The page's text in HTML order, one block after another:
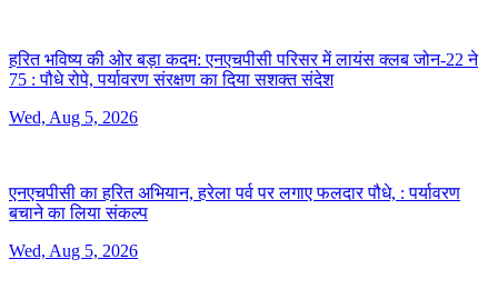
हरित भविष्य की ओर बड़ा कदम: एनएचपीसी परिसर में लायंस क्लब जोन-22 ने
75 :पौधे रोपे, पर्यावरण संरक्षण का दिया सशक्त संदेश
Wed, Aug 5, 2026
एनएचपीसी का हरित अभियान, हरेला पर्व पर लगाए फलदार पौधे, :पर्यावरण
बचाने का लिया संकल्प
Wed, Aug 5, 2026